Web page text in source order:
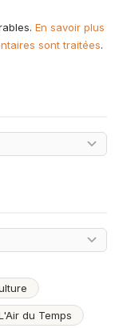
En savoir plus
sont traitées.
du Temps